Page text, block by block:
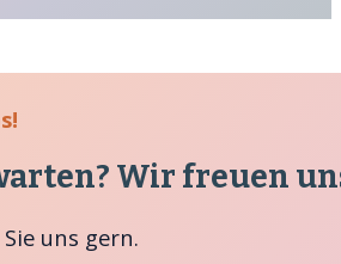
Wir freuen
uns gern.